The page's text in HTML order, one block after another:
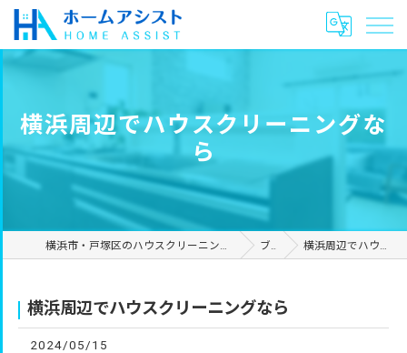
横浜周辺でハウスクリーニングな
ら
横浜市・戸塚区のハウスクリーニングやリフォームは合同会社ホームアシスト ブログ 横浜周辺でハウスクリーニングなら
横浜周辺でハウスクリーニングなら
2024/05/15